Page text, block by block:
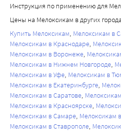
Инструкция по применению для
Цены на Мелоксикам в других
Купить Мелоксикам Мелоксикам в
Мелоксикам в Краснодаре
Мелоксикам в Воронеже
Мелоксикам в Нижнем Новгороде
Мелоксикам в Уфе Мелоксикам в
Мелоксикам в Екатеринбурге
Мелоксикам в Саратове
Мелоксикам в Красноярске
Мелоксикам в Самаре Мелоксикам
Мелоксикам в Ставрополе